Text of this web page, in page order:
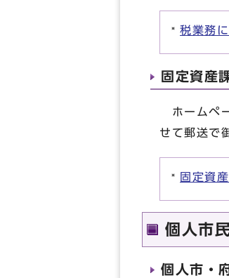
税業務
固定資産
ホームペ
せて郵送で
固定資
個人市
個人市・